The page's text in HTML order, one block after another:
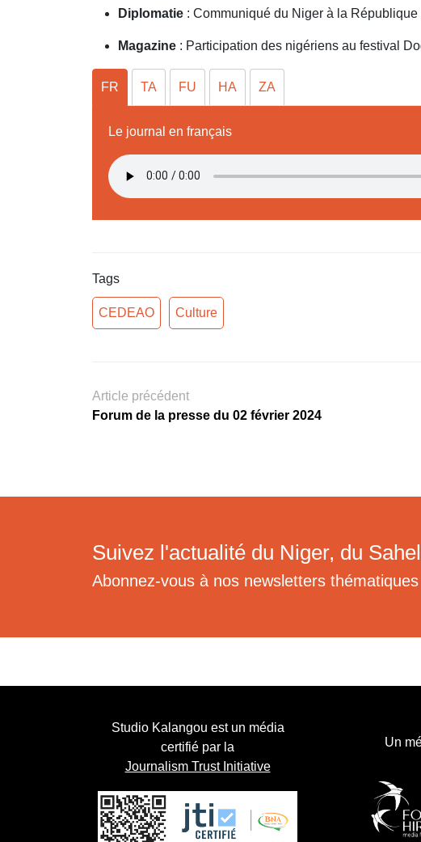
Diplomatie : Communiqué du Niger à la
Magazine : Participation des nigériens au festival
FR TA FU HA ZA
Le journal en français
Tags
CEDEAO Culture
Article précédent
Forum de la presse du 02 février 2024
Suivez l'actualité du Niger, du
Abonnez-vous à nos newsletters thématiques
Studio Kalangou est un média
certifié par la
Journalism Trust Initiative
Un